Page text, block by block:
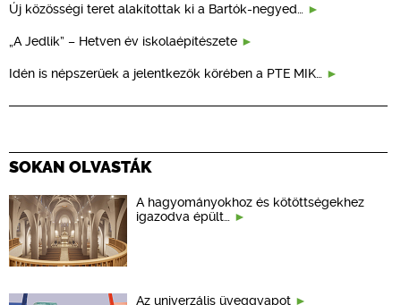
Új közösségi teret alakítottak ki a Bartók-negyed…
„A Jedlik” – Hetven év iskolaépítészete
Idén is népszerűek a jelentkezők körében a PTE MIK…
SOKAN OLVASTÁK
A hagyományokhoz és kötöttségekhez
igazodva épült…
Az univerzális üveggyapot